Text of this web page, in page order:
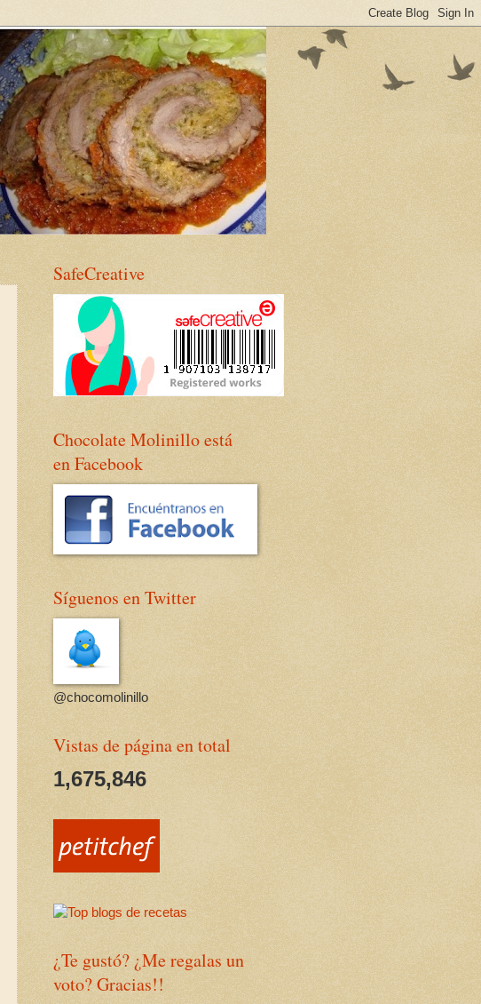
SafeCreative
Chocolate Molinillo está
en Facebook
Síguenos en Twitter
@chocomolinillo
Vistas de página en total
1,675,846
¿Te gustó? ¿Me regalas un
voto? Gracias!!